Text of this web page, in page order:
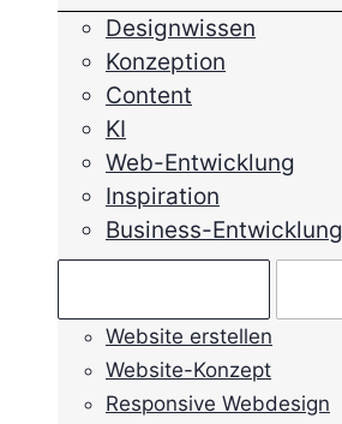
Designwissen
Konzeption
Content
KI
Web-Entwicklung
Inspiration
Business-Entwicklung
Website erstellen
Website-Konzept
Responsive Webdesign